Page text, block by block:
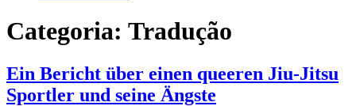
Categoria: Tradução
Ein Bericht über einen queeren Jiu-Jitsu
Sportler und seine Ängste